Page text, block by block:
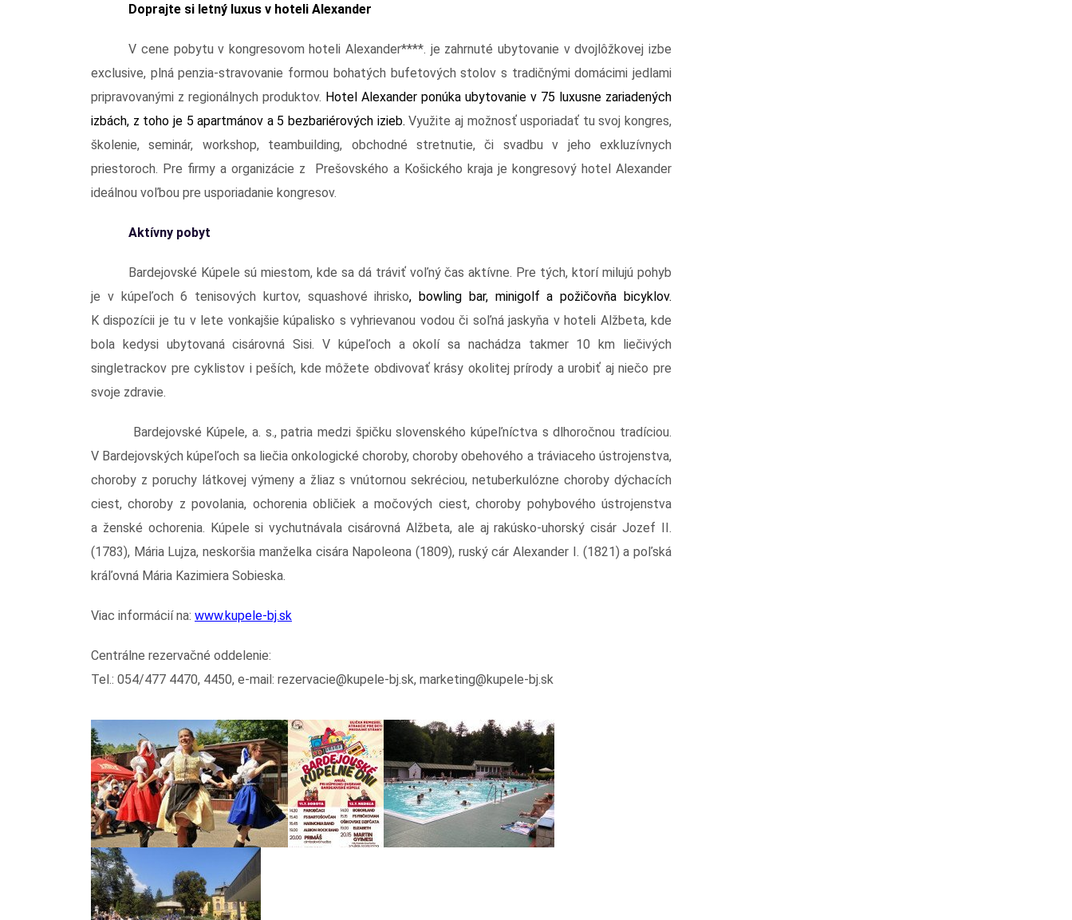
Doprajte si letný luxus v hoteli Alexander
V cene pobytu v kongresovom hoteli Alexander****. je zahrnuté ubytovanie v dvojlôžkovej izbe
exclusive, plná penzia-stravovanie formou bohatých bufetových stolov s tradičnými domácimi jedlami
pripravovanými z regionálnych produktov. Hotel Alexander ponúka ubytovanie v 75 luxusne zariadených
izbách, z toho je 5 apartmánov a 5 bezbariérových izieb.Využite aj možnosť usporiadať tu svoj kongres,
školenie, seminár, workshop, teambuilding, obchodné stretnutie, či svadbu v jeho exkluzívnych
priestoroch. Pre firmy a organizácie z Prešovského a Košického kraja je kongresový hotel Alexander
ideálnou voľbou pre usporiadanie kongresov.
Aktívny pobyt
Bardejovské Kúpele sú miestom, kde sa dá tráviť voľný čas aktívne. Pre tých, ktorí milujú pohyb
je v kúpeľoch 6 tenisových kurtov, squashové ihrisko, bowling bar, minigolf a požičovňa bicyklov.
K dispozícii je tu v lete vonkajšie kúpalisko s vyhrievanou vodou či soľná jaskyňa v hoteli Alžbeta, kde
bola kedysi ubytovaná cisárovná Sisi. V kúpeľoch a okolí sa nachádza takmer 10 km liečivých
singletrackov pre cyklistov i peších, kde môžete obdivovať krásy okolitej prírody a urobiť aj niečo pre
svoje zdravie.
Bardejovské Kúpele, a. s., patria medzi špičku slovenského kúpeľníctva s dlhoročnou tradíciou.
V Bardejovských kúpeľoch sa liečia onkologické choroby, choroby obehového a tráviaceho ústrojenstva,
choroby z poruchy látkovej výmeny a žliaz s vnútornou sekréciou, netuberkulózne choroby dýchacích
ciest, choroby z povolania, ochorenia obličiek a močových ciest, choroby pohybového ústrojenstva
a ženské ochorenia. Kúpele si vychutnávala cisárovná Alžbeta, ale aj rakúsko-uhorský cisár Jozef II.
(1783), Mária Lujza, neskoršia manželka cisára Napoleona (1809), ruský cár Alexander I. (1821) a poľská
kráľovná Mária Kazimiera Sobieska.
Viac informácií na: www.kupele-bj.sk
Centrálne rezervačné oddelenie:
Tel.: 054/477 4470, 4450, e-mail: rezervacie@kupele-bj.sk, marketing@kupele-bj.sk